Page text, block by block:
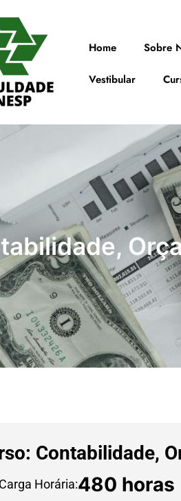
Home Sobre
Vestibular
Contabilidade,
Carga Horária:480 horas